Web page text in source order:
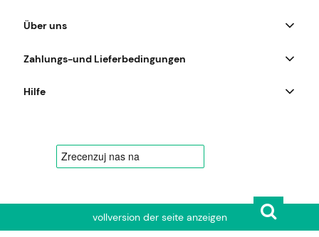
Über uns
Zahlungs-und Lieferbedingungen
Hilfe
vollversion der seite anzeigen